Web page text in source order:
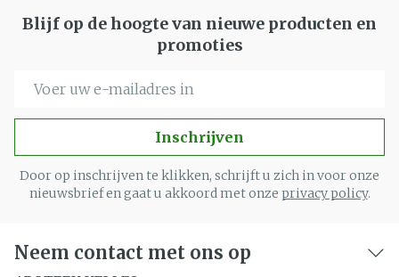
Blijf op de hoogte van nieuwe producten en
promoties
Inschrijven
Door op inschrijven te klikken, schrijft u zich in voor onze
nieuwsbrief en gaat u akkoord met onze privacy policy.
Neem contact met ons op